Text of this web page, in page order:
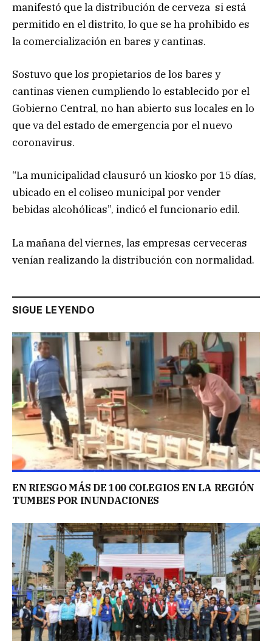
manifestó que la distribución de cerveza si está
permitido en el distrito, lo que se ha prohibido es
la comercialización en bares y cantinas.
Sostuvo que los propietarios de los bares y
cantinas vienen cumpliendo lo establecido por el
Gobierno Central, no han abierto sus locales en lo
que va del estado de emergencia por el nuevo
coronavirus.
“La municipalidad clausuró un kiosko por 15 días,
ubicado en el coliseo municipal por vender
bebidas alcohólicas”, indicó el funcionario edil.
La mañana del viernes, las empresas cerveceras
venían realizando la distribución con normalidad.
SIGUE LEYENDO
EN RIESGO MÁS DE 100 COLEGIOS EN LA REGIÓN
TUMBES POR INUNDACIONES